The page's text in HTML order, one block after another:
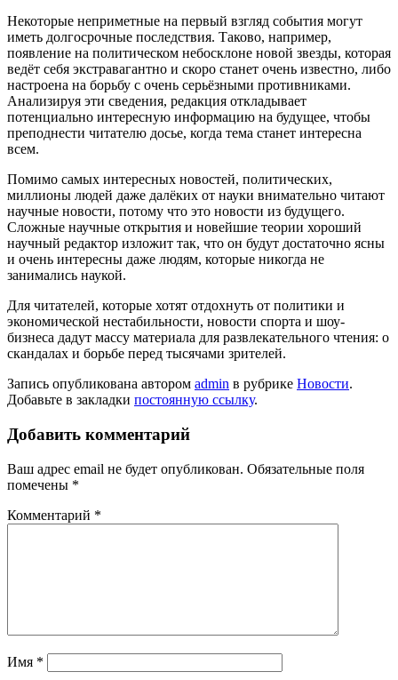
Некоторые неприметные на первый взгляд события могут
иметь долгосрочные последствия. Таково, например,
появление на политическом небосклоне новой звезды, которая
ведёт себя экстравагантно и скоро станет очень известно, либо
настроена на борьбу с очень серьёзными противниками.
Анализируя эти сведения, редакция откладывает
потенциально интересную информацию на будущее, чтобы
преподнести читателю досье, когда тема станет интересна
всем.
Помимо самых интересных новостей, политических,
миллионы людей даже далёких от науки внимательно читают
научные новости, потому что это новости из будущего.
Сложные научные открытия и новейшие теории хороший
научный редактор изложит так, что он будут достаточно ясны
и очень интересны даже людям, которые никогда не
занимались наукой.
Для читателей, которые хотят отдохнуть от политики и
экономической нестабильности, новости спорта и шоу-
бизнеса дадут массу материала для развлекательного чтения: о
скандалах и борьбе перед тысячами зрителей.
Запись опубликована автором admin в рубрике Новости.
Добавьте в закладки постоянную ссылку.
Добавить комментарий
Ваш адрес email не будет опубликован. Обязательные поля
помечены *
Комментарий *
Имя *